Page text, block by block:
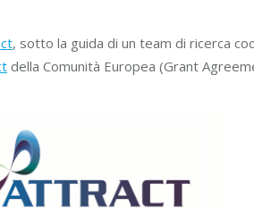
, sotto la guida di un team di ricerca
della Comunità Europea (Grant